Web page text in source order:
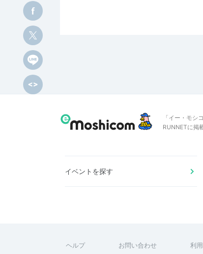
「イー・モシ
RUNNETに掲
イベントを探す
ヘルプ お問い合わせ 利